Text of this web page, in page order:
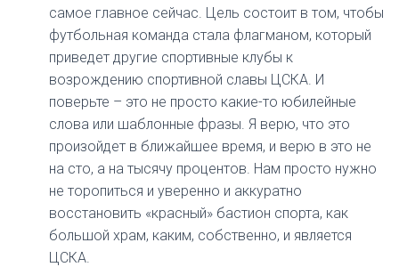
самое главное сейчас. Цель состоит в том, чтобы
футбольная команда стала флагманом, который
приведет другие спортивные клубы к
возрождению спортивной славы ЦСКА. И
поверьте – это не просто какие-то юбилейные
слова или шаблонные фразы. Я верю, что это
произойдет в ближайшее время, и верю в это не
на сто, а на тысячу процентов. Нам просто нужно
не торопиться и уверенно и аккуратно
восстановить «красный» бастион спорта, как
большой храм, каким, собственно, и является
ЦСКА.